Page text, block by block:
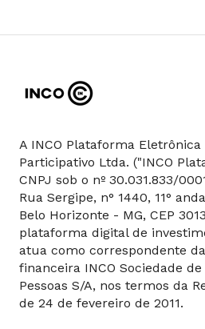
A INCO Plataforma
Participativo Ltda. ("INCO
CNPJ sob o nº 30.031.833/
Rua Sergipe, n° 1440, 11°
Belo Horizonte - MG, CEP
plataforma digital de
atua como correspondente
financeira INCO Sociedade
Pessoas S/A, nos termos da
de 24 de fevereiro de 2011.